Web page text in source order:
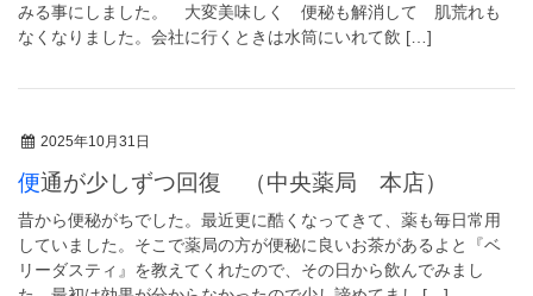
みる事にしました。 大変美味しく 便秘も解消して 肌荒れも
なくなりました。会社に行くときは水筒にいれて飲 […]
2025年10月31日
便通が少しずつ回復 （中央薬局 本店）
昔から便秘がちでした。最近更に酷くなってきて、薬も毎日常用
していました。そこで薬局の方が便秘に良いお茶があるよと『ベ
リーダスティ』を教えてくれたので、その日から飲んでみまし